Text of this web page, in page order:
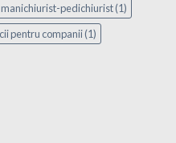
manichiurist-pedichiurist(1)
pentru companii(1)